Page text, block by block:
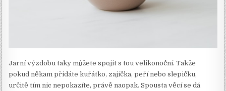
Jarní výzdobu taky můžete spojit s tou velikonoční. Takže
pokud někam přidáte kuřátko, zajíčka, peří nebo slepičku,
určitě tím nic nepokazíte, právě naopak. Spousta věcí se dá